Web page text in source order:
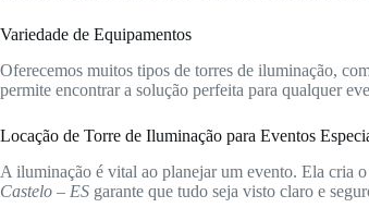
Variedade de Equipamentos
Oferecemos muitos tipos de torres de iluminação,
permite encontrar a solução perfeita para qualquer
Locação de Torre de Iluminação para Eventos
A iluminação é vital ao planejar um evento. Ela cria
Castelo – ES garante que tudo seja visto claro e